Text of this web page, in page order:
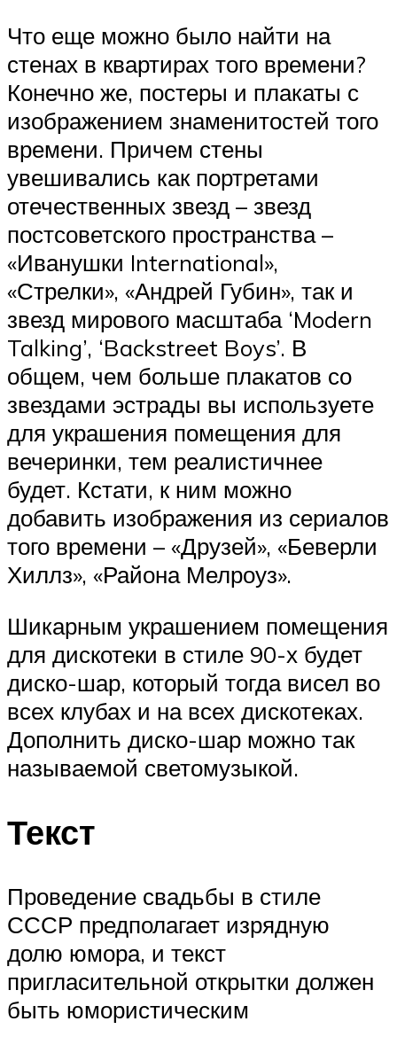
Что еще можно было найти на
стенах в квартирах того времени?
Конечно же, постеры и плакаты с
изображением знаменитостей того
времени. Причем стены
увешивались как портретами
отечественных звезд – звезд
постсоветского пространства –
«Иванушки International»,
«Стрелки», «Андрей Губин», так и
звезд мирового масштаба ‘Modern
Talking’, ‘Backstreet Boys’. В
общем, чем больше плакатов со
звездами эстрады вы используете
для украшения помещения для
вечеринки, тем реалистичнее
будет. Кстати, к ним можно
добавить изображения из сериалов
того времени – «Друзей», «Беверли
Хиллз», «Района Мелроуз».
Шикарным украшением помещения
для дискотеки в стиле 90-х будет
диско-шар, который тогда висел во
всех клубах и на всех дискотеках.
Дополнить диско-шар можно так
называемой светомузыкой.
Текст
Проведение свадьбы в стиле
СССР предполагает изрядную
долю юмора, и текст
пригласительной открытки должен
быть юмористическим